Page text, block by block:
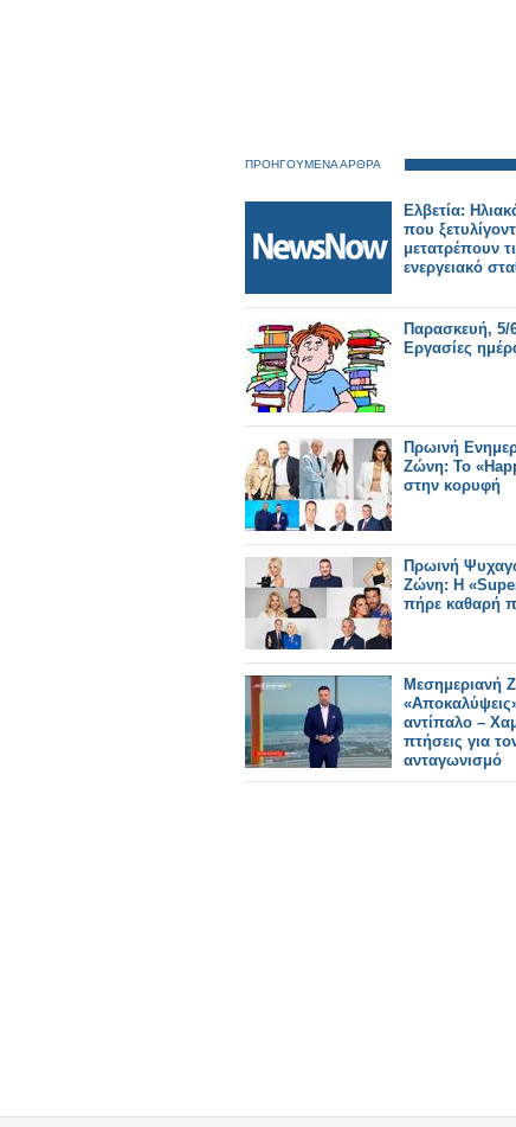
ΠΡΟΗΓΟΥΜΕΝΑ ΑΡΘΡΑ
Ελβετία:
που
μετατρέπουν
ενεργειακό
Παρασκευή, 5/
Εργασίες
Πρωινή
Ζώνη: Το
στην κορυφή
Πρωινή
Ζώνη: Η
πήρε καθαρή
Μεσημεριανή
αντίπαλο –
πτήσεις για
ανταγωνισμό